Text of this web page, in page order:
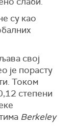
су као
свој
је порасту
Током
степени
Berkeley